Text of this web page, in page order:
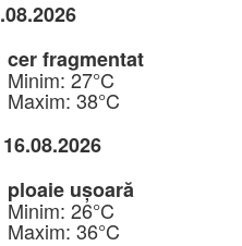
cer fragmentat
Minim: 27°C
Maxim: 38°C
ploaie ușoară
Minim: 26°C
Maxim: 36°C